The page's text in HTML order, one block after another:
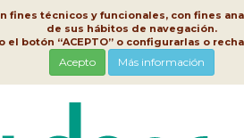
técnicos y funcionales, con fines
de sus hábitos de navegación.
botón “ACEPTO” o configurarlas o
Acepto Más información